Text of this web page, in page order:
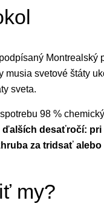
musia svetové štáty
sveta.
98 %
desaťročí:
za tridsať
my?